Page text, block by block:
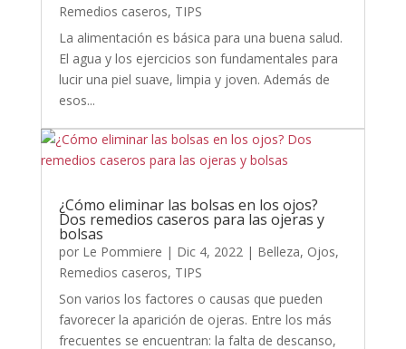
Remedios caseros, TIPS
La alimentación es básica para una buena salud.
El agua y los ejercicios son fundamentales para
lucir una piel suave, limpia y joven. Además de
esos...
¿Cómo eliminar las bolsas en los ojos?
Dos remedios caseros para las ojeras y
bolsas
por Le Pommiere | Dic 4, 2022| Belleza, Ojos,
Remedios caseros, TIPS
Son varios los factores o causas que pueden
favorecer la aparición de ojeras. Entre los más
frecuentes se encuentran: la falta de descanso,